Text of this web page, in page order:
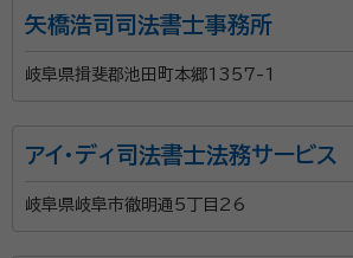
矢橋浩司司法書士事務所
岐阜県揖斐郡池田町本郷1357-1
アイ・ディ司法書士法務サービス
岐阜県岐阜市徹明通5丁目26